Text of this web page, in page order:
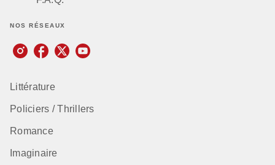
NOS RÉSEAUX
Littérature
Policiers / Thrillers
Romance
Imaginaire